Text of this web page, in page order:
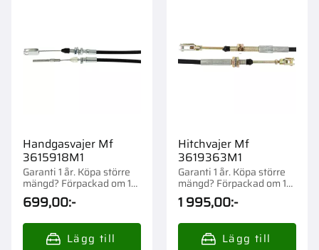
Handgasvajer Mf
3615918M1
Garanti 1 år. Köpa större
mängd? Förpackad om 1
st.
699,00:-
Hitchvajer Mf
3619363M1
Garanti 1 år. Köpa större
mängd? Förpackad om 1
st.
1 995,00:-